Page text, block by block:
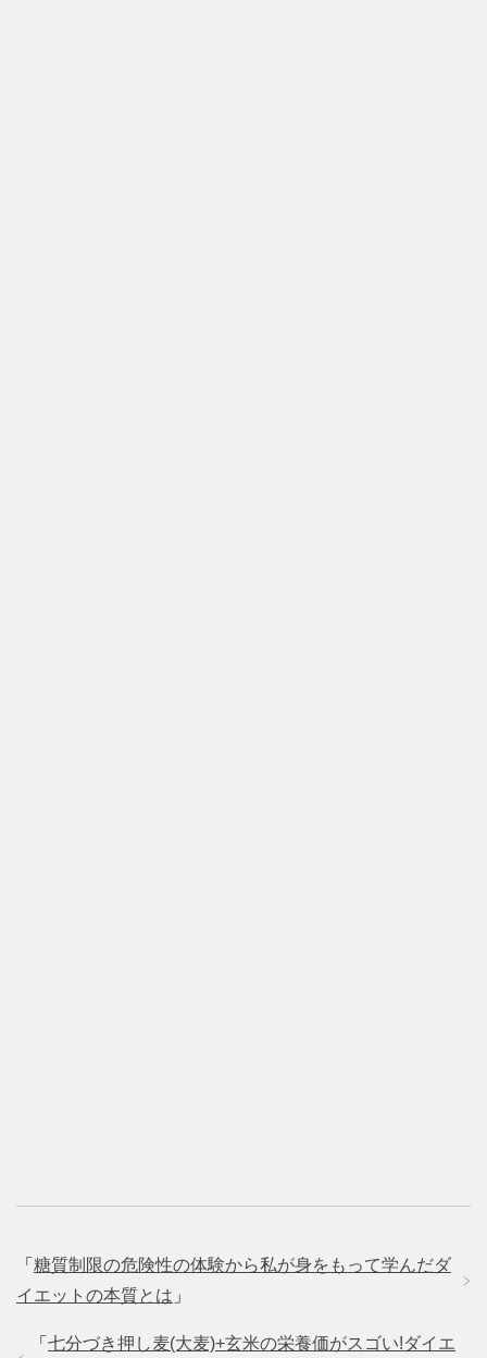
「 糖質制限の危険性の体験から私が身をもって学んだダ
イエットの本質とは 」
「 七分づき押し麦(大麦)+玄米の栄養価がスゴい!ダイエ